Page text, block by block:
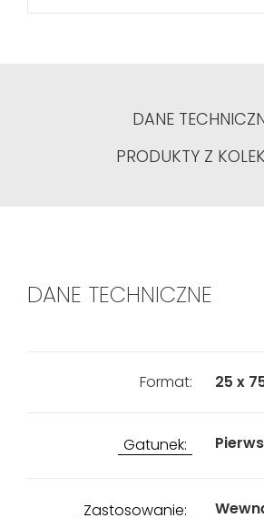
DANE
PRODUKTY Z
DANE TECHNICZNE
Format: 25 x
Gatunek:
Zastosowanie: